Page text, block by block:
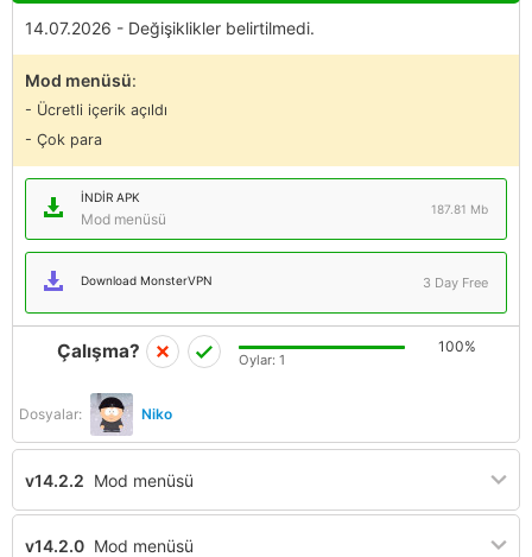
14.07.2026 - Değişiklikler belirtilmedi.
Mod menüsü:
- Ücretli içerik açıldı
- Çok para
İNDIR APK
Mod menüsü
187.81 Mb
Download MonsterVPN 3 Day Free
Dosyalar: Niko
Çalışma? 100%
Oylar: 1
v14.2.2 Mod menüsü
v14.2.0 Mod menüsü